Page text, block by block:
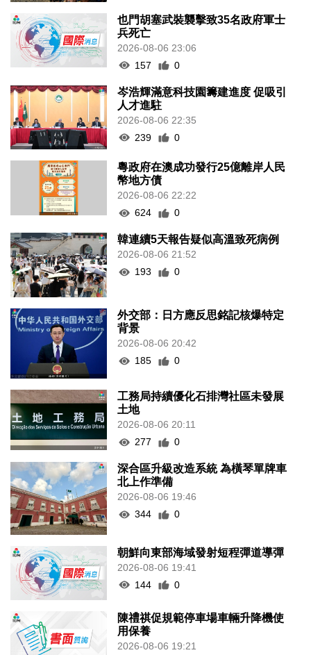
也門胡塞武裝襲擊致35名政府軍士
兵死亡
2026-08-06 23:06
157
0
岑浩輝滿意科技園籌建進度 促吸引
人才進駐
2026-08-06 22:35
239
0
粵政府在澳成功發行25億離岸人民
幣地方債
2026-08-06 22:22
624
0
韓連續5天報告疑似高溫致死病例
2026-08-06 21:52
193
0
外交部：日方應反思銘記核爆特定
背景
2026-08-06 20:42
185
0
工務局持續優化石排灣社區未發展
土地
2026-08-06 20:11
277
0
深合區升級改造系統 為橫琴單牌車
北上作準備
2026-08-06 19:46
344
0
朝鮮向東部海域發射短程彈道導彈
2026-08-06 19:41
144
0
陳禮祺促規範停車場車輛升降機使
用保養
2026-08-06 19:21